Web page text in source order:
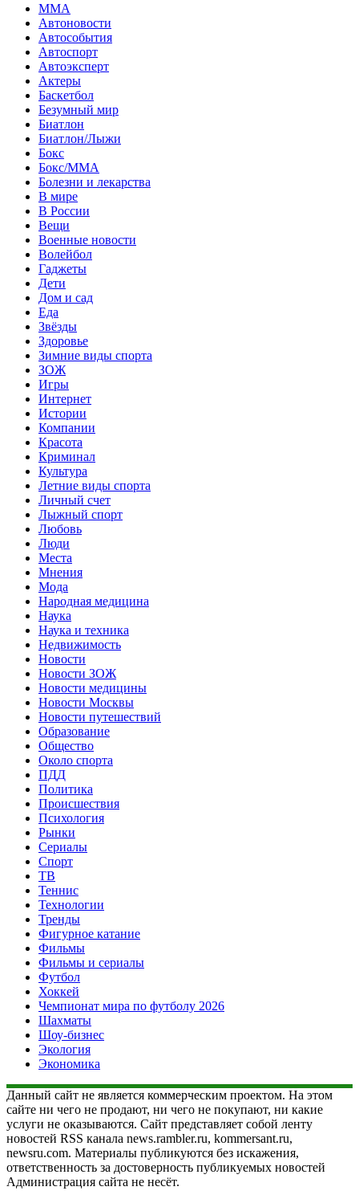
MMA
Автоновости
Автособытия
Автоспорт
Автоэксперт
Актеры
Баскетбол
Безумный мир
Биатлон
Биатлон/Лыжи
Бокс
Бокс/MMA
Болезни и лекарства
В мире
В России
Вещи
Военные новости
Волейбол
Гаджеты
Дети
Дом и сад
Еда
Звёзды
Здоровье
Зимние виды спорта
ЗОЖ
Игры
Интернет
Истории
Компании
Красота
Криминал
Культура
Летние виды спорта
Личный счет
Лыжный спорт
Любовь
Люди
Места
Мнения
Мода
Народная медицина
Наука
Наука и техника
Недвижимость
Новости
Новости ЗОЖ
Новости медицины
Новости Москвы
Новости путешествий
Образование
Общество
Около спорта
ПДД
Политика
Происшествия
Психология
Рынки
Сериалы
Спорт
ТВ
Теннис
Технологии
Тренды
Фигурное катание
Фильмы
Фильмы и сериалы
Футбол
Хоккей
Чемпионат мира по футболу 2026
Шахматы
Шоу-бизнес
Экология
Экономика
Данный сайт не является коммерческим проектом. На этом
сайте ни чего не продают, ни чего не покупают, ни какие
услуги не оказываются. Сайт представляет собой ленту
новостей RSS канала news.rambler.ru, kommersant.ru,
newsru.com. Материалы публикуются без искажения,
ответственность за достоверность публикуемых новостей
Администрация сайта не несёт.